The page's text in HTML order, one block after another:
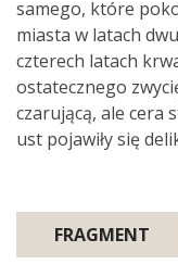
samego, które
miasta w latach
czterech latach
ostatecznego
czarującą, ale cera
ust pojawiły się
FRAGMENT